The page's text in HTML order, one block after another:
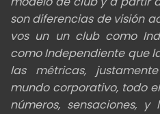
son diferencias de visión
vos un un club como
como Independiente que
las métricas,
mundo corporativo, todo
números, sensaciones,